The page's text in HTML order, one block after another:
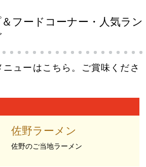
フードコーナー・人気ラン
ューはこちら。ご賞味くださ
佐野ラーメン
佐野のご当地ラーメン